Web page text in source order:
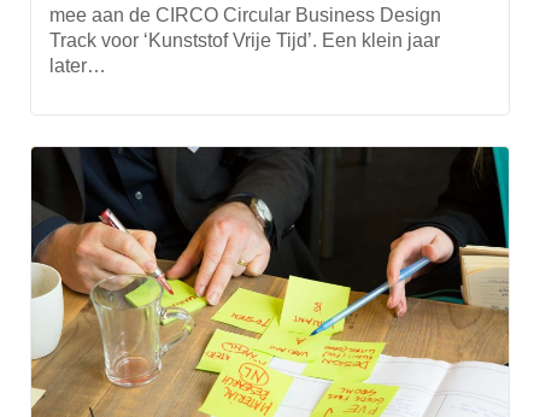
mee aan de CIRCO Circular Business Design
Track voor ‘Kunststof Vrije Tijd’. Een klein jaar
later…